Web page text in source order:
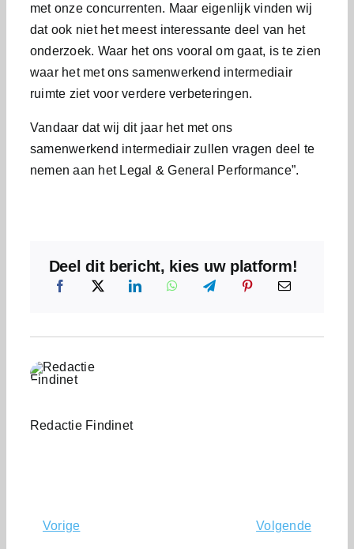
met onze concurrenten. Maar eigenlijk vinden wij
dat ook niet het meest interessante deel van het
onderzoek. Waar het ons vooral om gaat, is te zien
waar het met ons samenwerkend intermediair
ruimte ziet voor verdere verbeteringen.
Vandaar dat wij dit jaar het met ons
samenwerkend intermediair zullen vragen deel te
nemen aan het Legal & General Performance”.
Deel dit bericht, kies uw platform!
Redactie Findinet
Vorige Volgende